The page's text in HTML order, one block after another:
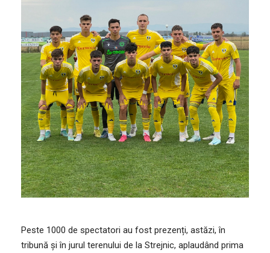
Peste 1000 de spectatori au fost prezenți, astăzi, în
tribună și în jurul terenului de la Strejnic, aplaudând prima